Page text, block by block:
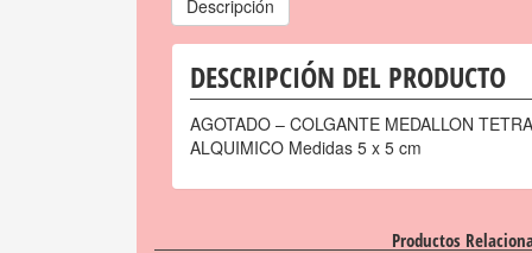
Descripción
DESCRIPCIÓN DEL PRODUCTO
AGOTADO – COLGANTE MEDALLON
ALQUIMICO Medidas 5 x 5 cm
Productos